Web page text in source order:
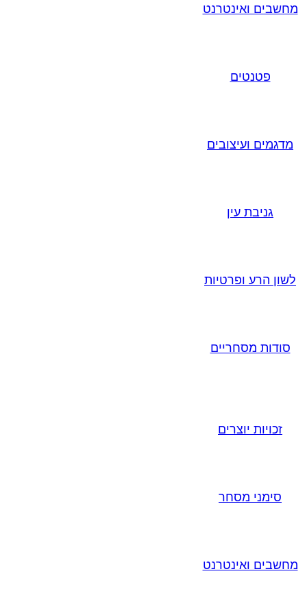
מחשבים ואינטרנט
פטנטים
מדגמים ועיצובים
גניבת עין
לשון הרע ופרטיות
סודות מסחריים
זכויות יוצרים
סימני מסחר
מחשבים ואינטרנט